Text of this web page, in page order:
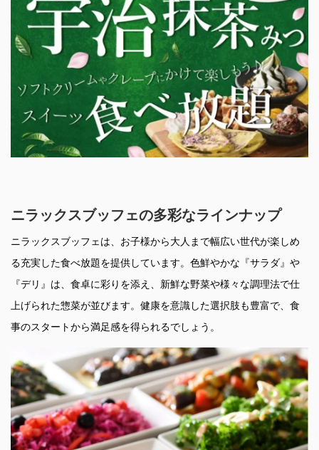
ニラックスブッフェの多彩なラインナップ
ニラックスブッフェは、お子様から大人まで幅広い世代が楽しめ
る充実した食べ放題を提供しています。色鮮やかな『サラダ』や
『デリ』は、食卓に彩りを添え、新鮮な野菜や様々な調理法で仕
上げられた惣菜が並びます。健康を意識した選択肢も豊富で、食
事のスタートから満足感を得られるでしょう。